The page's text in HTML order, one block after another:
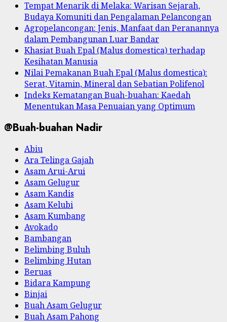
Tempat Menarik di Melaka: Warisan Sejarah,
Budaya Komuniti dan Pengalaman Pelancongan
Agropelancongan: Jenis, Manfaat dan Peranannya
dalam Pembangunan Luar Bandar
Khasiat Buah Epal (Malus domestica) terhadap
Kesihatan Manusia
Nilai Pemakanan Buah Epal (Malus domestica):
Serat, Vitamin, Mineral dan Sebatian Polifenol
Indeks Kematangan Buah-buahan: Kaedah
Menentukan Masa Penuaian yang Optimum
@Buah-buahan Nadir
Abiu
Ara Telinga Gajah
Asam Arui-Arui
Asam Gelugur
Asam Kandis
Asam Kelubi
Asam Kumbang
Avokado
Bambangan
Belimbing Buluh
Belimbing Hutan
Beruas
Bidara Kampung
Binjai
Buah Asam Gelugur
Buah Asam Pahong